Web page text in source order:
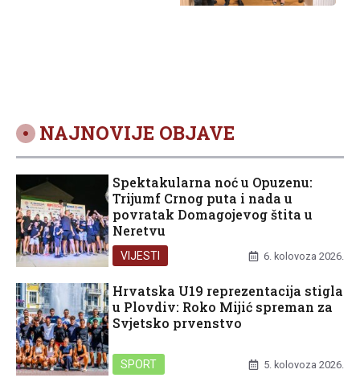
NAJNOVIJE OBJAVE
Spektakularna noć u Opuzenu:
Trijumf Crnog puta i nada u
povratak Domagojevog štita u
Neretvu
VIJESTI 6. kolovoza 2026.
Hrvatska U19 reprezentacija stigla
u Plovdiv: Roko Mijić spreman za
Svjetsko prvenstvo
SPORT 5. kolovoza 2026.